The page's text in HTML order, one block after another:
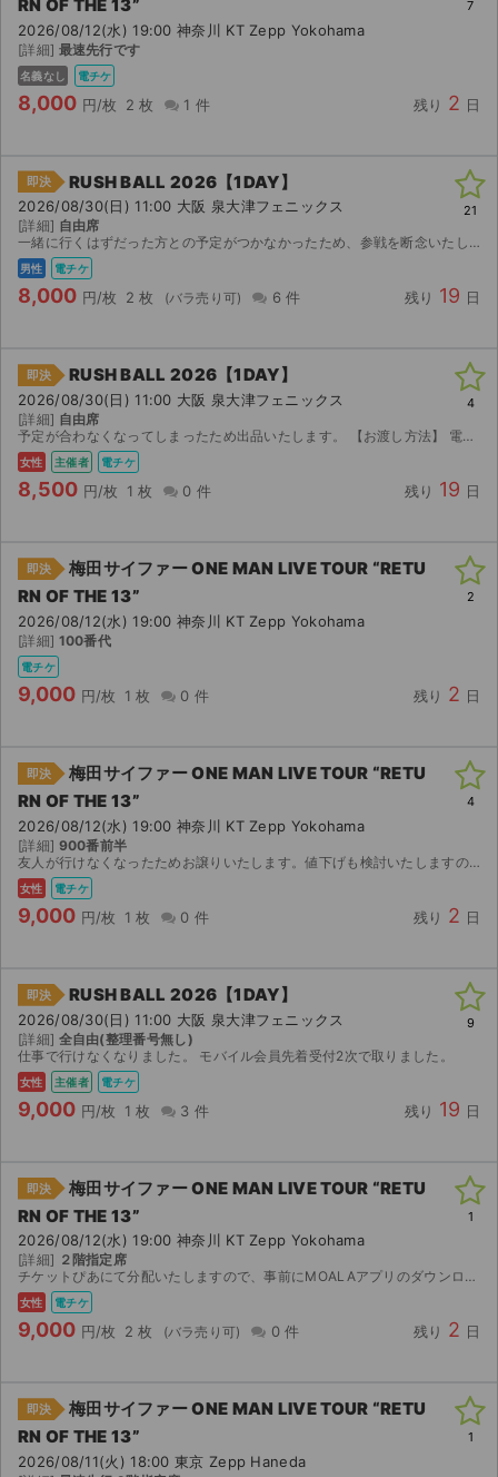
RN OF THE 13”
2026/08/12(水) 19:00 神奈川 KT Zepp Yokohama
[詳細] 最速先行です
名義なし 電チケ
8,000 円/枚 2 枚 1 件 残り 2 日
7
即決 RUSH BALL 2026【1DAY】
2026/08/30(日) 11:00 大阪 泉大津フェニックス
[詳細] 自由席
一緒に行くはずだった方との予定がつかなかったため、参戦を断念いたしました。 8/27 15:00〜ダウンロード可能との表記ですので、そのタイミングでのご連携となります。 よろしくお願いいたします。
男性 電チケ
8,000 円/枚 2 枚 6 件 残り 19 日
21
即決 RUSH BALL 2026【1DAY】
2026/08/30(日) 11:00 大阪 泉大津フェニックス
[詳細] 自由席
予定が合わなくなってしまったため出品いたします。 【お渡し方法】 電子チケット（イープラス）にて分配いたします。 分配可能になり次第、取引連絡にてご連絡いたします。 迅速で丁寧な対応を心がけ...
女性 主催者 電チケ
8,500 円/枚 1 枚 0 件 残り 19 日
4
即決
梅田サイファー ONE MAN LIVE TOUR “RETU
RN OF THE 13”
2026/08/12(水) 19:00 神奈川 KT Zepp Yokohama
[詳細] 100番代
電チケ
9,000 円/枚 1 枚 0 件 残り 2 日
2
即決
梅田サイファー ONE MAN LIVE TOUR “RETU
RN OF THE 13”
2026/08/12(水) 19:00 神奈川 KT Zepp Yokohama
[詳細] 900番前半
友人が行けなくなったためお譲りいたします。値下げも検討いたしますので、お気軽にコメントください。 発券開始日時（8/7 10:00〜）以降に順次受取可能になりますので、MOALAにてお送りいたします。
女性 電チケ
9,000 円/枚 1 枚 0 件 残り 2 日
4
即決 RUSH BALL 2026【1DAY】
2026/08/30(日) 11:00 大阪 泉大津フェニックス
[詳細] 全自由(整理番号無し)
仕事で行けなくなりました。 モバイル会員先着受付2次で取りました。
女性 主催者 電チケ
9,000 円/枚 1 枚 3 件 残り 19 日
9
即決
梅田サイファー ONE MAN LIVE TOUR “RETU
RN OF THE 13”
2026/08/12(水) 19:00 神奈川 KT Zepp Yokohama
[詳細] ２階指定席
チケットぴあにて分配いたしますので、事前にMOALAアプリのダウンロードをお願いいたします。
女性 電チケ
9,000 円/枚 2 枚 0 件 残り 2 日
1
即決
梅田サイファー ONE MAN LIVE TOUR “RETU
RN OF THE 13”
2026/08/11(火) 18:00 東京 Zepp Haneda
1